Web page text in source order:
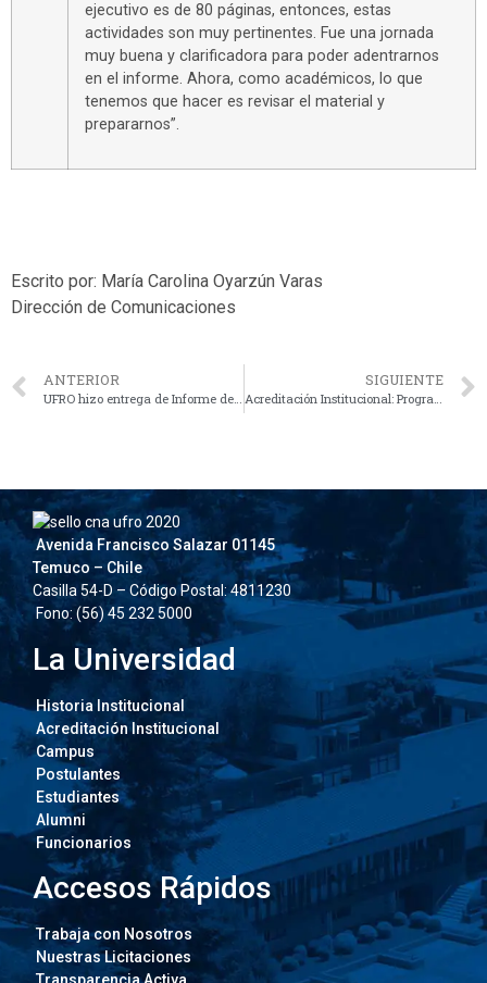
ejecutivo es de 80 páginas, entonces, estas
actividades son muy pertinentes. Fue una jornada
muy buena y clarificadora para poder adentrarnos
en el informe. Ahora, como académicos, lo que
tenemos que hacer es revisar el material y
prepararnos”.
Escrito por: María Carolina Oyarzún Varas
Dirección de Comunicaciones
ANTERIOR
UFRO hizo entrega de Informe de Muestra Intencionada a la CNA
SIGUIENTE
Acreditación Institucional: Programas de Vinculación con el Medio se preparan para próxima visita de pares evaluadores
Avenida Francisco Salazar 01145
Temuco – Chile
Casilla 54-D – Código Postal: 4811230
Fono: (56) 45 232 5000
La Universidad
Historia Institucional
Acreditación Institucional
Campus
Postulantes
Estudiantes
Alumni
Funcionarios
Accesos Rápidos
Trabaja con Nosotros
Nuestras Licitaciones